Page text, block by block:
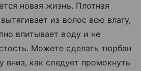
новая жизнь. Плотная
из волос всю влагу,
впитывает воду и не
Можете сделать тюрбан
вниз, как следует промокнуть